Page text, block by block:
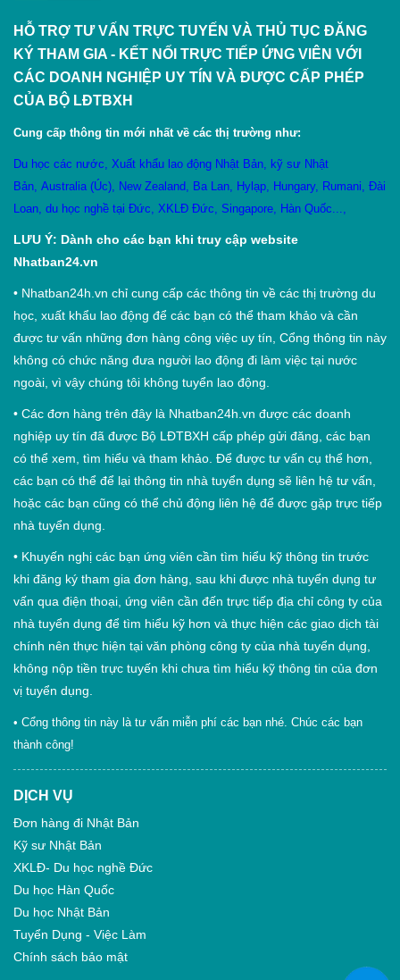
HỖ TRỢ TƯ VẤN TRỰC TUYẾN VÀ THỦ TỤC ĐĂNG
KÝ THAM GIA - KẾT NỐI TRỰC TIẾP ỨNG VIÊN VỚI
CÁC DOANH NGHIỆP UY TÍN VÀ ĐƯỢC CẤP PHÉP
CỦA BỘ LĐTBXH
Cung cấp thông tin mới nhất về các thị trường như:
Du học các nước, Xuất khẩu lao động Nhật Bản, kỹ sư Nhật
Bản, Australia (Úc), New Zealand, Ba Lan, Hylạp, Hungary, Rumani, Đài
Loan, du học nghề tại Đức, XKLĐ Đức, Singapore, Hàn Quốc...,
LƯU Ý: Dành cho các bạn khi truy cập website
Nhatban24.vn
• Nhatban24h.vn chỉ cung cấp các thông tin về các thị trường du
học, xuất khẩu lao động để các bạn có thể tham khảo và cần
được tư vấn những đơn hàng công việc uy tín, Cổng thông tin này
không có chức năng đưa người lao động đi làm việc tại nước
ngoài, vì vậy chúng tôi không tuyển lao động.
• Các đơn hàng trên đây là Nhatban24h.vn được các doanh
nghiệp uy tín đã được Bộ LĐTBXH cấp phép gửi đăng, các bạn
có thể xem, tìm hiểu và tham khảo. Để được tư vấn cụ thể hơn,
các bạn có thể để lại thông tin nhà tuyển dụng sẽ liên hệ tư vấn,
hoặc các bạn cũng có thể chủ động liên hệ để được gặp trực tiếp
nhà tuyển dụng.
• Khuyến nghị các bạn ứng viên cần tìm hiểu kỹ thông tin trước
khi đăng ký tham gia đơn hàng, sau khi được nhà tuyển dụng tư
vấn qua điện thoại, ứng viên cần đến trực tiếp địa chỉ công ty của
nhà tuyển dụng để tìm hiểu kỹ hơn và thực hiện các giao dịch tài
chính nên thực hiện tại văn phòng công ty của nhà tuyển dụng,
không nộp tiền trực tuyến khi chưa tìm hiểu kỹ thông tin của đơn
vị tuyển dụng.
• Cổng thông tin này là tư vấn miễn phí các bạn nhé. Chúc các bạn
thành công!
DỊCH VỤ
Đơn hàng đi Nhật Bản
Kỹ sư Nhật Bản
XKLĐ- Du học nghề Đức
Du học Hàn Quốc
Du học Nhật Bản
Tuyển Dụng - Việc Làm
Chính sách bảo mật